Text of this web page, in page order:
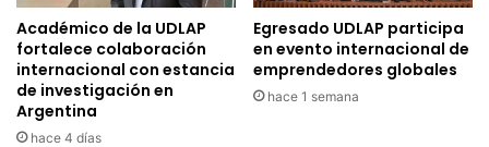
Académico de la UDLAP
fortalece colaboración
internacional con estancia
de investigación en
Argentina
hace 4 días
Egresado UDLAP participa
en evento internacional de
emprendedores globales
hace 1 semana